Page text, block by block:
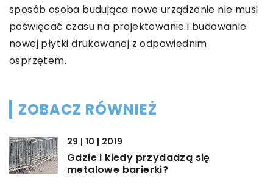
sposób osoba budująca nowe urządzenie nie musi
poświęcać czasu na projektowanie i budowanie
nowej płytki drukowanej z odpowiednim
osprzętem.
ZOBACZ RÓWNIEŻ
29 | 10 | 2019
Gdzie i kiedy przydadzą się
metalowe barierki?